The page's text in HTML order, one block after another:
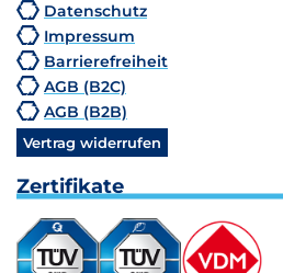
Datenschutz
Impressum
Barrierefreiheit
AGB (B2C)
AGB (B2B)
Vertrag widerrufen
Zertifikate